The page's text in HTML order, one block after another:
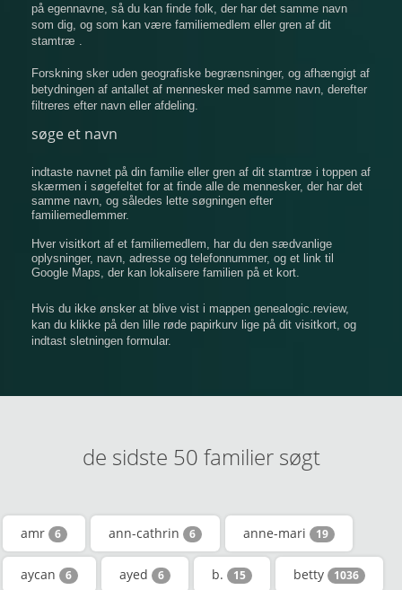
på egennavne, så du kan finde folk, der har det samme navn
som dig, og som kan være familiemedlem eller gren af ​​dit
stamtræ .
Forskning sker uden geografiske begrænsninger, og afhængigt af
betydningen af ​​antallet af mennesker med samme navn, derefter
filtreres efter navn eller afdeling.
søge et navn
indtaste navnet på din familie eller gren af ​​dit stamtræ i toppen af
​​skærmen i søgefeltet for at finde alle de mennesker, der har det
samme navn, og således lette søgningen efter
familiemedlemmer.
Hver visitkort af et familiemedlem, har du den sædvanlige
oplysninger, navn, adresse og telefonnummer, og et link til
Google Maps, der kan lokalisere familien på et kort.
Hvis du ikke ønsker at blive vist i mappen genealogic.review,
kan du klikke på den lille røde papirkurv lige på dit visitkort, og
indtast sletningen formular.
de sidste 50 familier søgt
amr 6 ann-cathrin 6 anne-mari 19
aycan 6 ayed 6 b. 15 betty 1036